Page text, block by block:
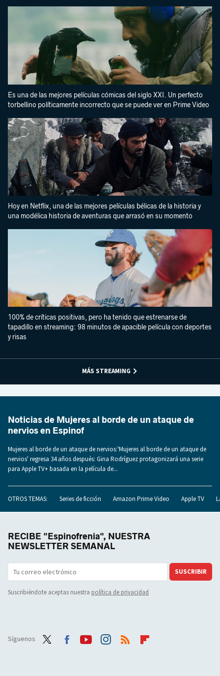
Es una de las mejores películas cómicas del siglo XXI. Un perfecto
torbellino políticamente incorrecto que se puede ver en Prime Video
Hoy en Netflix, una de las mejores películas bélicas de la historia y
una modélica historia de aventuras que arrasó en su momento
100% de críticas positivas, pero ha tenido que estrenarse de
tapadillo en streaming: 98 minutos de apacible película con deportes
y risas
MÁS STREAMING
Noticias de Mujeres al borde de un ataque de
nervios en Espinof
Mujeres al borde de un ataque de nervios:'Mujeres al borde de un ataque de
nervios' regresa 34 años después: Gina Rodríguez protagonizará una serie
para Apple TV+ basada en la película de...
OTROS TEMAS: Series de ficción Amazon Prime Video Apple TV
RECIBE "Espinofrenia", NUESTRA
NEWSLETTER SEMANAL
SUSCRIBIR
Suscribiéndote aceptas nuestra política de privacidad
Síguenos